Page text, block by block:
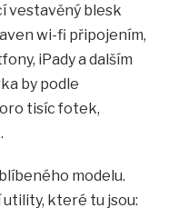
vestavěný blesk
wi-fi připojením,
iPady a dalším
by podle
tisíc fotek,
modelu.
které tu jsou: